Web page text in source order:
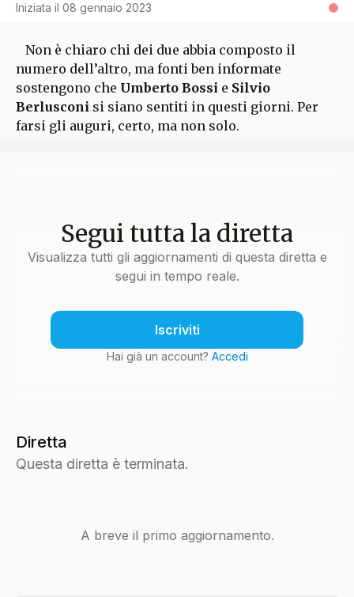
Iniziata il 08 gennaio 2023
Non è chiaro chi dei due abbia composto il
numero dell’altro, ma fonti ben informate
sostengono che Umberto Bossi e Silvio
Berlusconi si siano sentiti in questi giorni. Per
farsi gli auguri, certo, ma non solo.
Segui tutta la diretta
Visualizza tutti gli aggiornamenti di questa diretta e
segui in tempo reale.
Iscriviti
Hai già un account? Accedi
Diretta
Questa diretta è terminata.
A breve il primo aggiornamento.